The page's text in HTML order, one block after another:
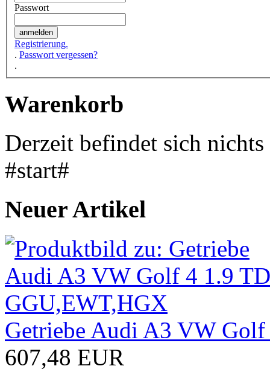
Passwort
Registrierung.
. Passwort vergessen?
.
Warenkorb
Derzeit befindet sich
#start#
Neuer Artikel
Getriebe Audi A3 VW
607,48 EUR